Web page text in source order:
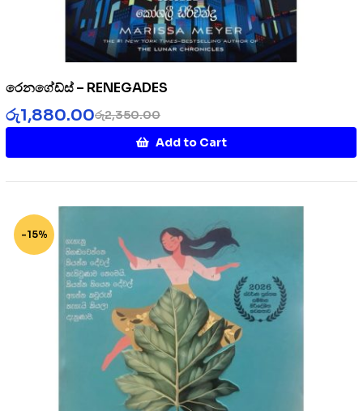
රෙනගේඩ්ස් – RENEGADES
රු2,350.00
රු1,880.00
Add to Cart
-15%